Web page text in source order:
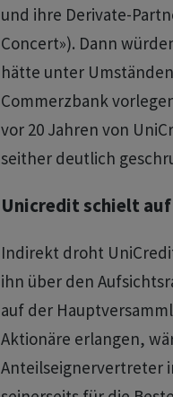
und ihre Derivate-
Concert»). Dann
hätte unter
Commerzbank
vor 20 Jahren ​von
seither deutlich
Unicredit schielt
Indirekt droht
ihn über den
auf der
Aktionäre erlangen,
Anteilseignervertreter